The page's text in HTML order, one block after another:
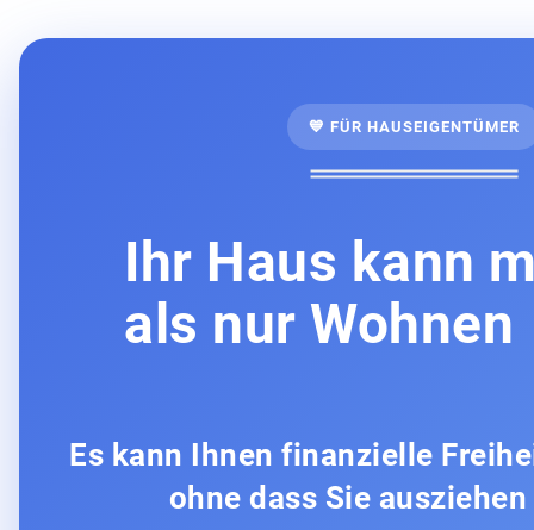
💙 FÜR HAUSEIGENTÜMER
Ihr Haus kann
als nur Wohnen
Es kann Ihnen finanzielle
ohne dass Sie